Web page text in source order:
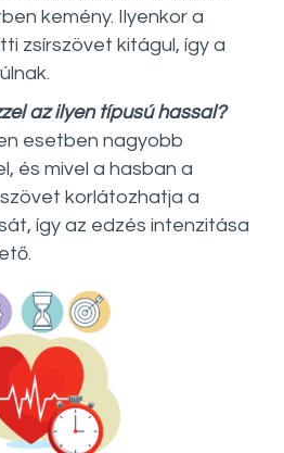
kemény. Ilyenkor a
zsírszövet kitágul, így a
az ilyen típusú hassal?
esetben nagyobb
és mivel a hasban a
korlátozhatja a
így az edzés intenzitása